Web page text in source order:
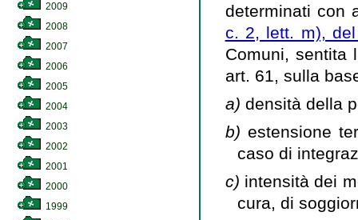
2009
2008
2007
2006
2005
2004
2003
2002
2001
2000
1999
determinati con
c. 2, lett. m),
Comuni, sentita
art. 61, sulla
a) densità della
b)estensione
caso di
c) intensità dei
cura, di